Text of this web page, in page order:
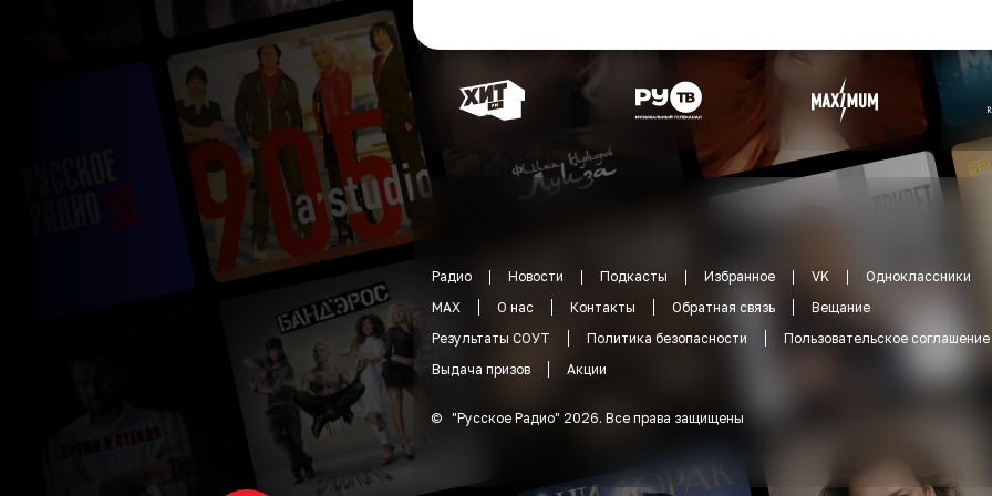
Радио Новости Подкасты Избранное VK
Одноклассники
MAX
О нас Контакты Обратная связь
Вещание
Результаты СОУТ
Политика безопасности
Пользовательское соглашение
Выдача призов
Акции
© "Русское Радио" 2026. Все права защищены